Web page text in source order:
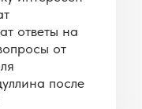
ответы на
от
после